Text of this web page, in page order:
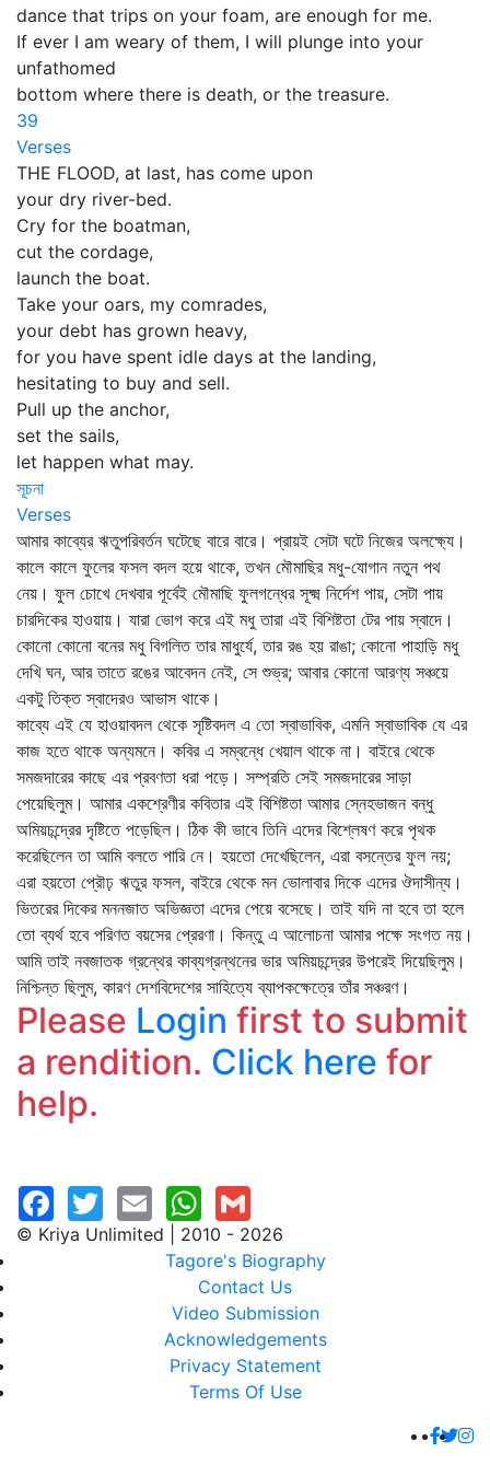
dance that trips on your foam, are enough for me.
If ever I am weary of them, I will plunge into your
unfathomed
bottom where there is death, or the treasure.
39
Verses
THE FLOOD, at last, has come upon
your dry river-bed.
Cry for the boatman,
cut the cordage,
launch the boat.
Take your oars, my comrades,
your debt has grown heavy,
for you have spent idle days at the landing,
hesitating to buy and sell.
Pull up the anchor,
set the sails,
let happen what may.
সূচনা
Verses
আমার কাব্যের ঋতুপরিবর্তন ঘটেছে বারে বারে। প্রায়ই সেটা ঘটে নিজের অলক্ষ্যে।
কালে কালে ফুলের ফসল বদল হয়ে থাকে, তখন মৌমাছির মধু-যোগান নতুন পথ
নেয়। ফুল চোখে দেখবার পূর্বেই মৌমাছি ফুলগন্ধের সূক্ষ্ম নির্দেশ পায়, সেটা পায়
চারদিকের হাওয়ায়। যারা ভোগ করে এই মধু তারা এই বিশিষ্টতা টের পায় স্বাদে।
কোনো কোনো বনের মধু বিগলিত তার মাধুর্যে, তার রঙ হয় রাঙা; কোনো পাহাড়ি মধু
দেখি ঘন, আর তাতে রঙের আবেদন নেই, সে শুভ্র; আবার কোনো আরণ্য সঞ্চয়ে
একটু তিক্ত স্বাদেরও আভাস থাকে।
কাব্যে এই যে হাওয়াবদল থেকে সৃষ্টিবদল এ তো স্বাভাবিক, এমনি স্বাভাবিক যে এর
কাজ হতে থাকে অন্যমনে। কবির এ সম্বন্ধে খেয়াল থাকে না। বাইরে থেকে
সমজদারের কাছে এর প্রবণতা ধরা পড়ে। সম্প্রতি সেই সমজদারের সাড়া
পেয়েছিলুম। আমার একশ্রেণীর কবিতার এই বিশিষ্টতা আমার স্নেহভাজন বন্ধু
অমিয়চন্দ্রের দৃষ্টিতে পড়েছিল। ঠিক কী ভাবে তিনি এদের বিশ্লেষণ করে পৃথক
করেছিলেন তা আমি বলতে পারি নে। হয়তো দেখেছিলেন, এরা বসন্তের ফুল নয়;
এরা হয়তো প্রৌঢ় ঋতুর ফসল, বাইরে থেকে মন ভোলাবার দিকে এদের ঔদাসীন্য।
ভিতরের দিকের মননজাত অভিজ্ঞতা এদের পেয়ে বসেছে। তাই যদি না হবে তা হলে
তো ব্যর্থ হবে পরিণত বয়সের প্রেরণা। কিন্তু এ আলোচনা আমার পক্ষে সংগত নয়।
আমি তাই নবজাতক গ্রন্থের কাব্যগ্রন্থনের ভার অমিয়চন্দ্রের উপরেই দিয়েছিলুম।
নিশ্চিন্ত ছিলুম, কারণ দেশবিদেশের সাহিত্যে ব্যাপকক্ষেত্রে তাঁর সঞ্চরণ।
Please Login first to submit
a rendition. Click here for
help.
© Kriya Unlimited | 2010 - 2026
Tagore's Biography
Contact Us
Video Submission
Acknowledgements
Privacy Statement
Terms Of Use